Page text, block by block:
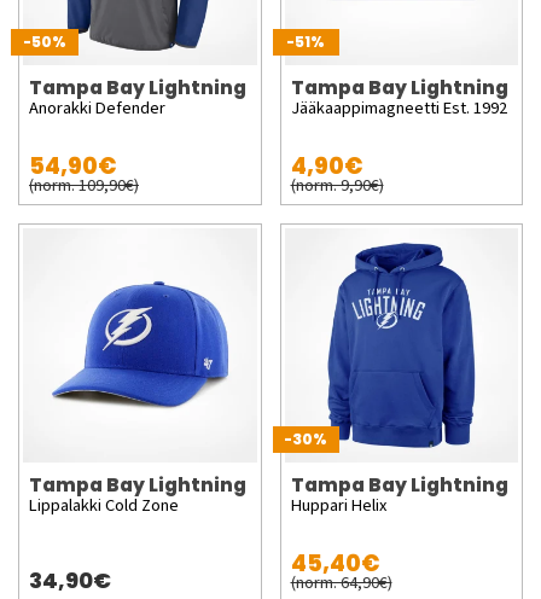
-50%
Tampa Bay Lightning
Anorakki Defender
54,90€
(norm. 109,90€)
-51%
Tampa Bay Lightning
Jääkaappimagneetti Est. 1992
4,90€
(norm. 9,90€)
Tampa Bay Lightning
Lippalakki Cold Zone
34,90€
-30%
Tampa Bay Lightning
Huppari Helix
45,40€
(norm. 64,90€)